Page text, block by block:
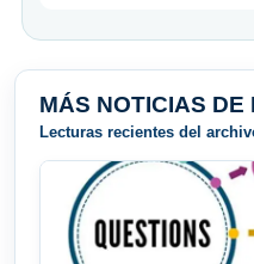
MÁS NOTICIAS DE
Lecturas recientes del